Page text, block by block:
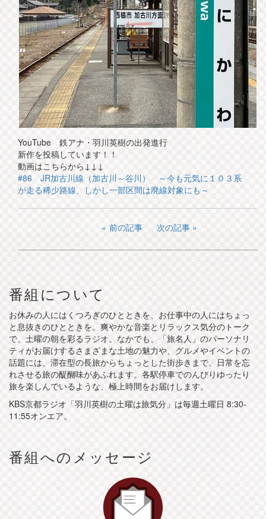
YouTube 鉄アナ・羽川英樹の出発進行
新作を投稿しています！！
動画はこちらから↓↓↓
#86 JR加古川線（加古川～谷川） ～今も元気に１０３系
が走る稀少路線、しかし一部区間は廃線対象にも～
前の記事 次の記事
番組について
お休みの人にはくつろぎのひとときを、お仕事中の人にはちょっ
と息抜きのひとときを。爽やかな音楽とリラックス気分のトーク
で、土曜の朝を彩るラジオ。なかでも、「旅名人」のパーソナリ
ティがお届けするさまざまな土地の魅力や、グルメやイベントの
話題には、滞在型の長旅からちょっとした街歩きまで、日常を忘
れさせる旅の醍醐味があふれます。各駅停車でのんびりゆったり
旅を楽しんでいるような、極上時間をお届けします。
KBS京都ラジオ「羽川英樹の土曜は旅気分」は毎週土曜日 8:30-
11:55オンエア。
番組へのメッセージ